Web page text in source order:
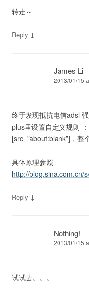
转走～
Reply ↓
James Li
2013/01/15
终于发现抵抗电信adsl
plus里设置自定义规则
[src=”about:blank”]，整
具体原理参照
http://blog.sina.com.cn/
Reply ↓
Nothing!
2013/01/15
试试去。。。